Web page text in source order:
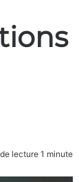
lecture 1 minute